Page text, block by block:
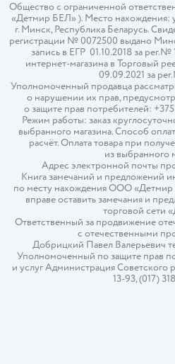
Общество с ограниченной
«Детмир БЕЛ» ). Место нахождения:
г. Минск, Республика Беларусь.
регистрации № 0072500 выдано
запись в ЕГР 01.10.2018 за
интернет-магазина в Торговый
09.09.2021 за
Уполномоченный продавца
о нарушении их прав,
о защите прав потребителей:
Режим работы: заказ
выбранного магазина. Способ
расчёт. Оплата товара при
из выбранного
Адрес электронной почты
Книга замечаний и предложений
по месту нахождения ООО
вправе оставить замечания и
торговой сети
Ответственный за продвижение
с отечественными
Добрицкий Павел Валерьевич
Уполномоченный по защите прав
и услуг Администрация Советского
13-93, (017)